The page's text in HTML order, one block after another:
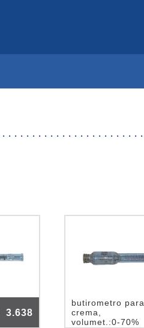
3.638
butirometro para
crema,
volumet.:0-70%